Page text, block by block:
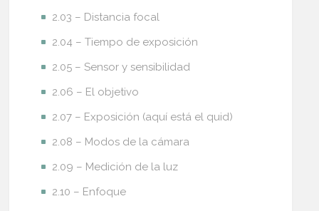
2.03 – Distancia focal
2.04 – Tiempo de exposición
2.05 – Sensor y sensibilidad
2.06 – El objetivo
2.07 – Exposición (aquí está el quid)
2.08 – Modos de la cámara
2.09 – Medición de la luz
2.10 – Enfoque